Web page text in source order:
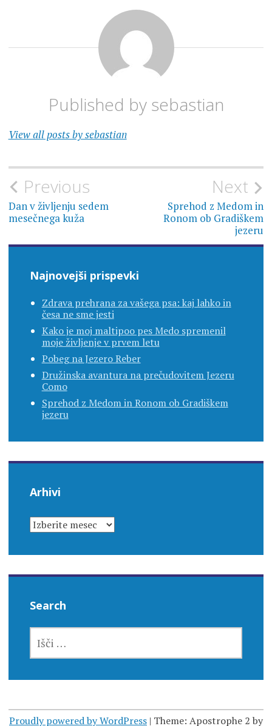
Published by sebastian
View all posts by sebastian
Navigacija
prispevka
Previous
Dan v življenju sedem
mesečnega kuža
Next
Sprehod z Medom in
Ronom ob Gradiškem
jezeru
Najnovejši prispevki
Zdrava prehrana za vašega psa: kaj lahko in
česa ne sme jesti
Kako je moj maltipoo pes Medo spremenil
moje življenje v prvem letu
Pobeg na Jezero Reber
Družinska avantura na prečudovitem Jezeru
Como
Sprehod z Medom in Ronom ob Gradiškem
jezeru
Arhivi
ARHIVI
Search
Proudly powered by WordPress | Theme: Apostrophe 2 by